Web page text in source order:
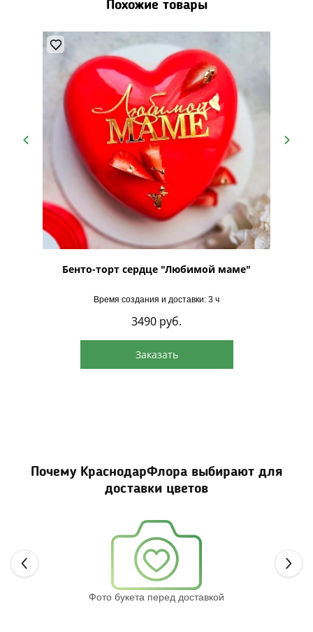
Похожие товары
Бенто-торт сердце "Любимой маме"
Время создания и доставки: 3 ч
3490 руб.
Заказать
Почему КраснодарФлора выбирают для
доставки цветов
Фото букета перед доставкой